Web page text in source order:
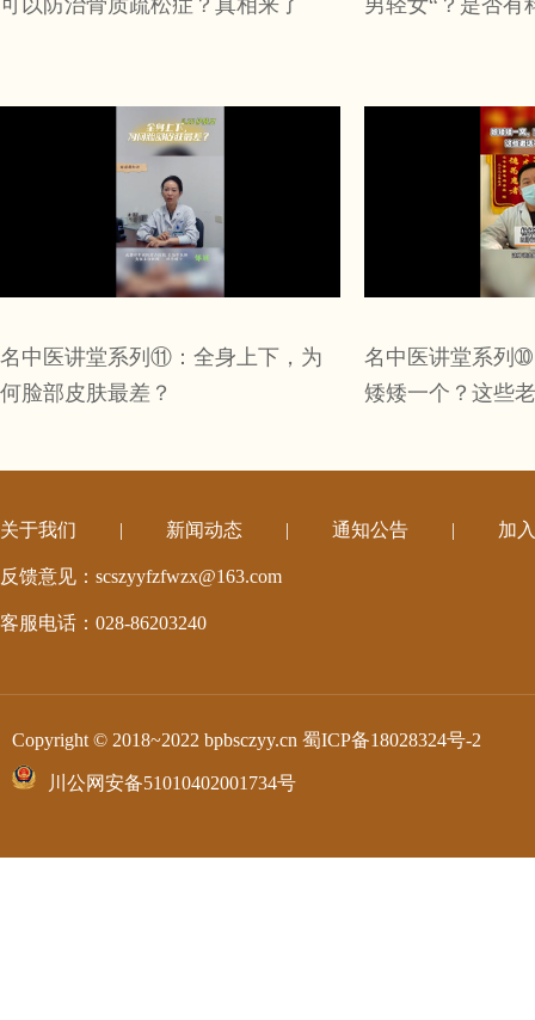
可以防治骨质疏松症？真相来了 男轻女“？是否有
名中医讲堂系列⑪：全身上下，为
何脸部皮肤最差？
名中医讲堂系列
矮矮一个？这些
关于我们 | 新闻动态 | 通知公告 | 加
反馈意见：scszyyfzfwzx@163.com
客服电话：028-86203240
Copyright © 2018~2022 bpbsczyy.cn 蜀ICP备18028324号-2
川公网安备51010402001734号